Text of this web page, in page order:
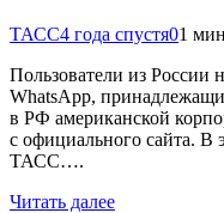
ТАСС4 года спустя01
Пользователи из России
WhatsApp,
в РФ американской
с официального сайта. В
ТАСС….
Читать далее